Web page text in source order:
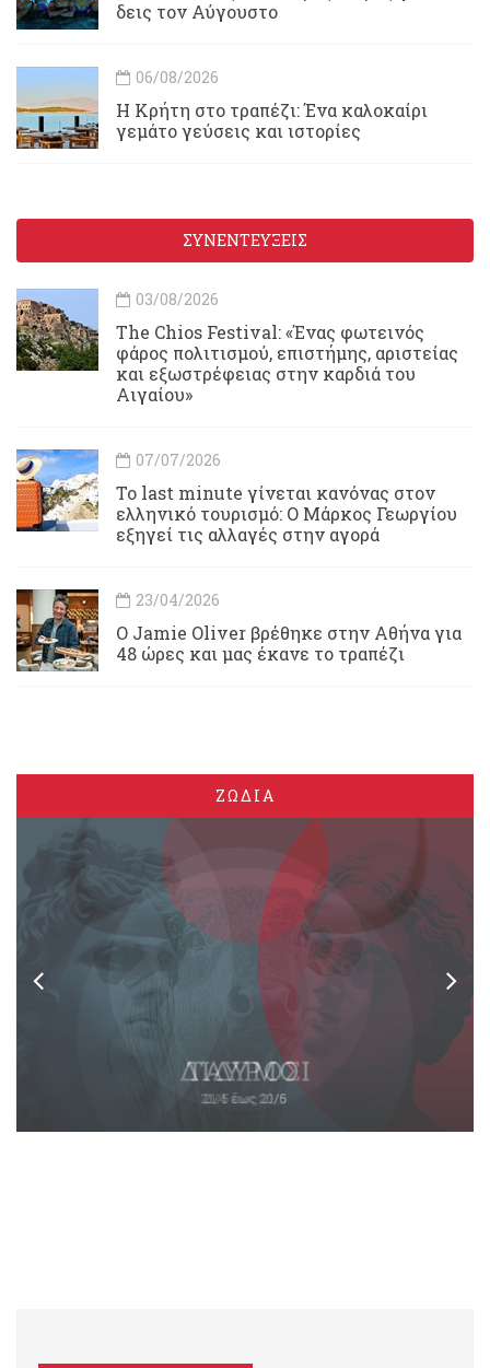
δεις τον Αύγουστο
06/08/2026
Η Κρήτη στο τραπέζι: Ένα καλοκαίρι
γεμάτο γεύσεις και ιστορίες
ΣΥΝΕΝΤΕΥΞΕΙΣ
03/08/2026
Τhe Chios Festival: «Ένας φωτεινός
φάρος πολιτισμού, επιστήμης, αριστείας
και εξωστρέφειας στην καρδιά του
Αιγαίου»
07/07/2026
Το last minute γίνεται κανόνας στον
ελληνικό τουρισμό: Ο Μάρκος Γεωργίου
εξηγεί τις αλλαγές στην αγορά
23/04/2026
Ο Jamie Oliver βρέθηκε στην Αθήνα για
48 ώρες και μας έκανε το τραπέζι
ΖΩΔΙΑ